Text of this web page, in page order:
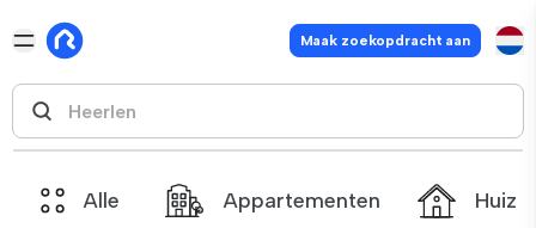
Maak zoekopdracht aan
Alle Appartementen